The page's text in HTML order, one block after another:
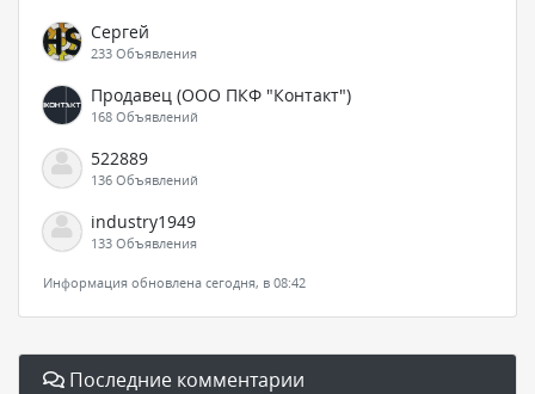
Сергей
233 Объявления
Продавец (ООО ПКФ "Контакт")
168 Объявлений
522889
136 Объявлений
industry1949
133 Объявления
Информация обновлена сегодня, в 08:42
Последние комментарии